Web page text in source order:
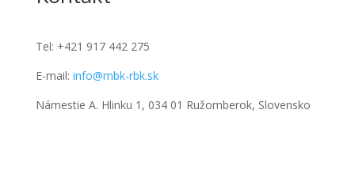
Tel: +421 917 442 275
E-mail: info@mbk-rbk.sk
Námestie A. Hlinku 1, 034 01 Ružomberok, Slovensko